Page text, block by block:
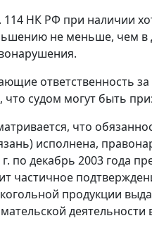
114 НК РФ при наличии
не меньше, чем в
ответственность
что судом могут быть
что
исполнена,
г. по декабрь 2003 года
частичное
продукции
деятельности